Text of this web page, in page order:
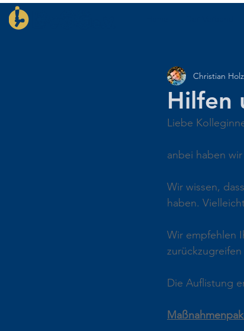
Hilfen
Christian
Liebe
anbei haben
Wir wissen,
haben.
Wir empfehlen
Die Auflistung